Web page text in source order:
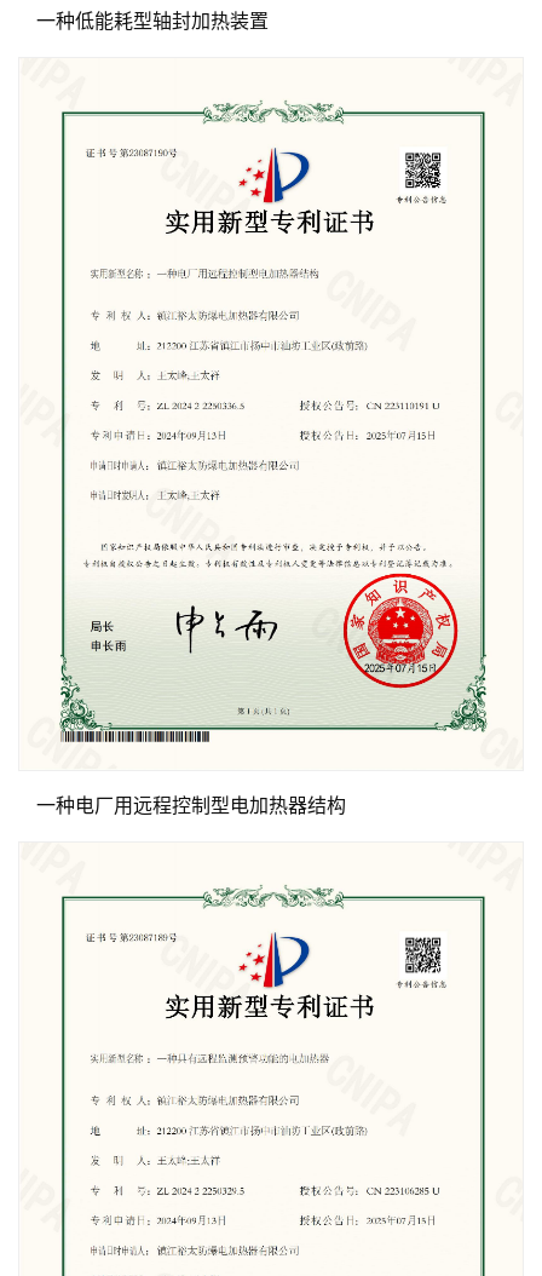
一种低能耗型轴封加热装置
一种电厂用远程控制型电加热器结构